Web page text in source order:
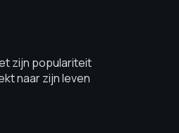
zijn populariteit
naar zijn leven